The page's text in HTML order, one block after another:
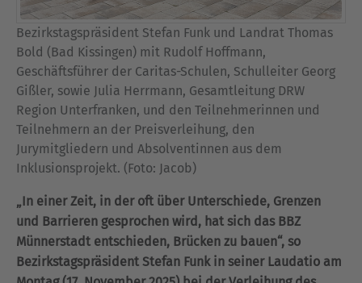
Bezirkstagspräsident Stefan Funk und Landrat Thomas
Bold (Bad Kissingen) mit Rudolf Hoffmann,
Geschäftsführer der Caritas-Schulen, Schulleiter Georg
Gißler, sowie Julia Herrmann, Gesamtleitung DRW
Region Unterfranken, und den Teilnehmerinnen und
Teilnehmern an der Preisverleihung, den
Jurymitgliedern und Absolventinnen aus dem
Inklusionsprojekt. (Foto: Jacob)
„In einer Zeit, in der oft über Unterschiede, Grenzen
und Barrieren gesprochen wird, hat sich das BBZ
Münnerstadt entschieden, Brücken zu bauen“, so
Bezirkstagspräsident Stefan Funk in seiner Laudatio am